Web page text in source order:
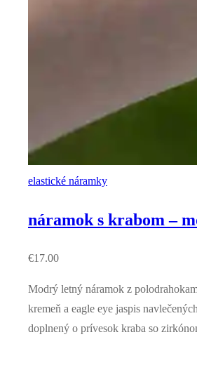
elastické náramky
náramok s krabom –
€17.00
Modrý letný náramok z
kremeň a eagle eye jaspis
doplnený o prívesok kraba so